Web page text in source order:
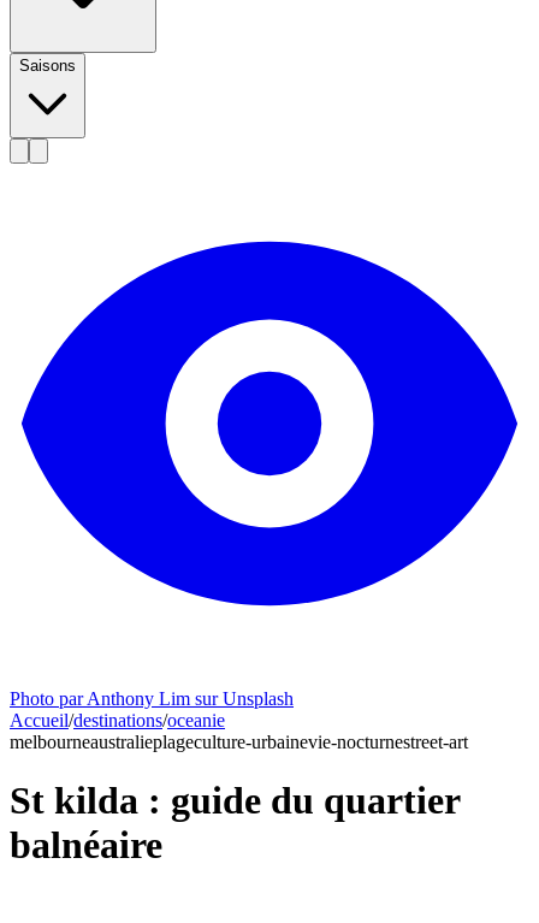
Saisons
Photo par Anthony Lim sur Unsplash
Accueil/destinations/oceanie
melbourneaustralieplageculture-urbainevie-nocturnestreet-art
St kilda : guide du quartier
balnéaire